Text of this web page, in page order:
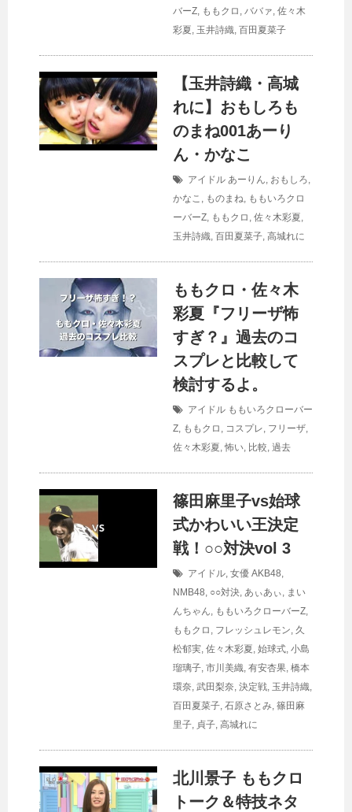
バーZ, ももクロ , ババァ, 佐々木
彩夏, 玉井詩織, 百田夏菜子
【玉井詩織・高城
れに】おもしろも
のまね001あーり
ん・かなこ
アイドル あーりん, おもしろ,
かなこ , ものまね, ももいろクロ
ーバーZ, ももクロ , 佐々木彩夏,
玉井詩織, 百田夏菜子, 高城れに
ももクロ・佐々木
彩夏『フリーザ怖
すぎ？』過去のコ
スプレと比較して
検討するよ。
アイドル ももいろクローバー
Z, ももクロ , コスプレ, フリーザ,
佐々木彩夏, 怖い, 比較, 過去
篠田麻里子vs始球
式かわいい王決定
戦！○○対決vol 3
アイドル, 女優 AKB48,
NMB48, ○○対決, あぃあぃ, まい
んちゃん, ももいろクローバーZ,
ももクロ , フレッシュレモン, 久
松郁実, 佐々木彩夏, 始球式, 小島
瑠璃子, 市川美織, 有安杏果, 橋本
環奈, 武田梨奈, 決定戦, 玉井詩織,
百田夏菜子, 石原さとみ, 篠田麻
里子, 貞子, 高城れに
北川景子 ももクロ
トーク＆特技ネタ